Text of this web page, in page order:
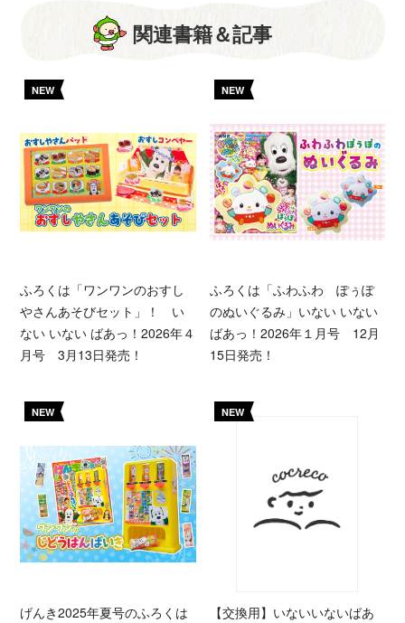
関連書籍＆記事
NEW
ふろくは「ワンワンのおすし
やさんあそびセット」！ い
ない いない ばあっ！2026年４
月号 3月13日発売！
NEW
ふろくは「ふわふわ ぽぅぽ
のぬいぐるみ」いない いない
ばあっ！2026年１月号 12月
15日発売！
NEW
げんき2025年夏号のふろくは
NEW
【交換用】いないいないばあ